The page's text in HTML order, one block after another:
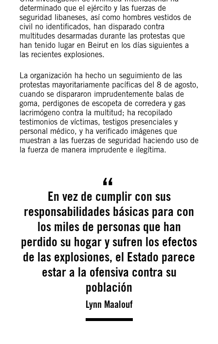
determinado que el ejército y las fuerzas de
seguridad libaneses, así como hombres vestidos de
civil no identificados, han disparado contra
multitudes desarmadas durante las protestas que
han tenido lugar en Beirut en los días siguientes a
las recientes explosiones.
La organización ha hecho un seguimiento de las
protestas mayoritariamente pacíficas del 8 de agosto,
cuando se dispararon imprudentemente balas de
goma, perdigones de escopeta de corredera y gas
lacrimógeno contra la multitud; ha recopilado
testimonios de víctimas, testigos presenciales y
personal médico, y ha verificado imágenes que
muestran a las fuerzas de seguridad haciendo uso de
la fuerza de manera imprudente e ilegítima.
En vez de cumplir con sus
responsabilidades básicas para con
los miles de personas que han
perdido su hogar y sufren los efectos
de las explosiones, el Estado parece
estar a la ofensiva contra su
población
Lynn Maalouf